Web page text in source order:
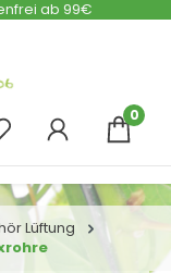
ab 99€
0
Lüftung